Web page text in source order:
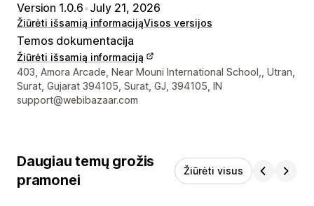
Version 1.0.6•July 21, 2026
Žiūrėti išsamią informacijąVisos versijos
Temos dokumentacija
Žiūrėti išsamią informaciją
Kūrėjo kontaktiniai duomenys
403, Amora Arcade, Near Mouni International School,, Utran,
Surat, Gujarat 394105, Surat, GJ, 394105, IN
support@webibazaar.com
Daugiau temų grožis
pramonei
Žiūrėti visus